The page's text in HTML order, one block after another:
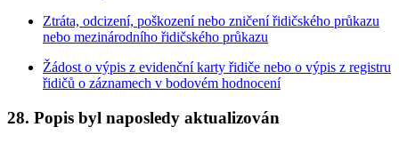
Ztráta, odcizení, poškození nebo zničení řidičského průkazu
nebo mezinárodního řidičského průkazu
Žádost o výpis z evidenční karty řidiče nebo o výpis z registru
řidičů o záznamech v bodovém hodnocení
28. Popis byl naposledy aktualizován